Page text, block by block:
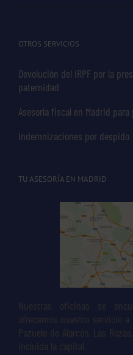
OTROS SERVICIOS
Devolución del IRPF por la
paternidad
Asesoría fiscal en Madrid
Indemnizaciones por despido
TU ASESORÍA EN MADRID
Nuestras oficinas se
ofrecemos nuestro servicio a
Pozuelo de Alarcón, Las
incluida la capital.